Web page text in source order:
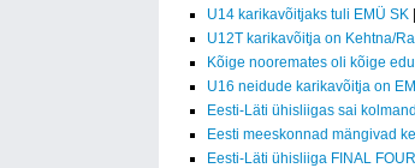
U14 karikavõitjaks tuli EMÜ SK
U12T karikavõitja on Kehtna/
Kõige nooremates oli kõige
U16 neidude karikavõitja on
Eesti-Läti ühisliigas sai
Eesti meeskonnad mängivad
Eesti-Läti ühisliiga FINAL